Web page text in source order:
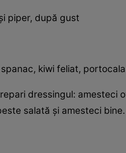
piper, după gust
kiwi feliat,
dressingul: amesteci
salată și amesteci bine.